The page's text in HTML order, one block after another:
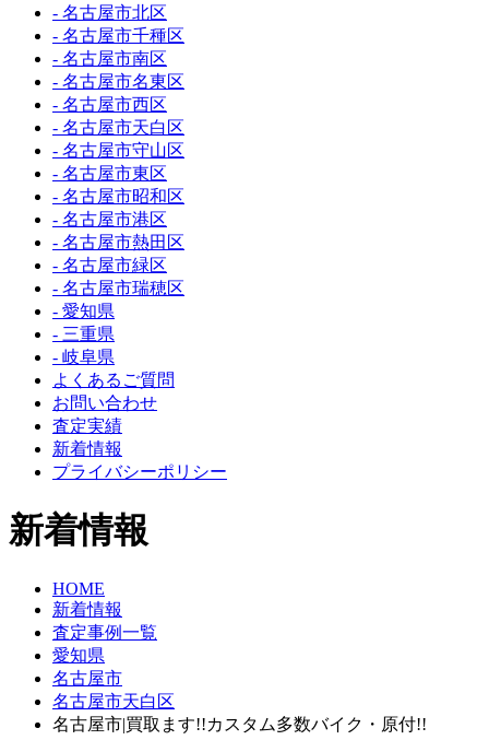
- 名古屋市北区
- 名古屋市千種区
- 名古屋市南区
- 名古屋市名東区
- 名古屋市西区
- 名古屋市天白区
- 名古屋市守山区
- 名古屋市東区
- 名古屋市昭和区
- 名古屋市港区
- 名古屋市熱田区
- 名古屋市緑区
- 名古屋市瑞穂区
- 愛知県
- 三重県
- 岐阜県
よくあるご質問
お問い合わせ
査定実績
新着情報
プライバシーポリシー
新着情報
HOME
新着情報
査定事例一覧
愛知県
名古屋市
名古屋市天白区
名古屋市|買取ます!!カスタム多数バイク・原付!!